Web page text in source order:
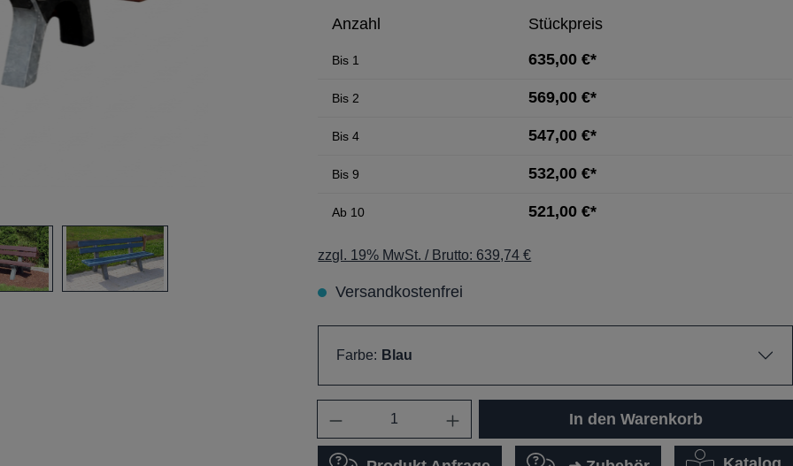
Anzahl Stückpreis
Bis 1 635,00 €*
Bis2 569,00 €*
Bis4 547,00 €*
Bis9 532,00 €*
Ab 10 521,00 €*
zzgl. 19% MwSt. / Brutto: 639,74 €
Versandkostenfrei
Farbe: Blau
In den Warenkorb